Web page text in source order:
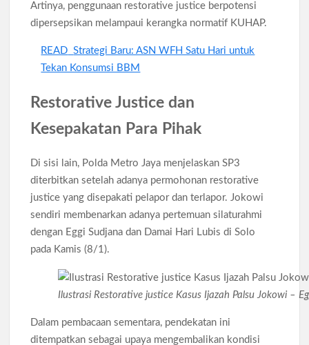
Artinya, penggunaan restorative justice berpotensi
dipersepsikan melampaui kerangka normatif KUHAP.
READ Strategi Baru: ASN WFH Satu Hari untuk
Tekan Konsumsi BBM
Restorative Justice dan
Kesepakatan Para Pihak
Di sisi lain, Polda Metro Jaya menjelaskan SP3
diterbitkan setelah adanya permohonan restorative
justice yang disepakati pelapor dan terlapor. Jokowi
sendiri membenarkan adanya pertemuan silaturahmi
dengan Eggi Sudjana dan Damai Hari Lubis di Solo
pada Kamis (8/1).
Ilustrasi Restorative justice Kasus Ijazah Palsu Jokowi –
Dalam pembacaan sementara, pendekatan ini
ditempatkan sebagai upaya mengembalikan kondisi